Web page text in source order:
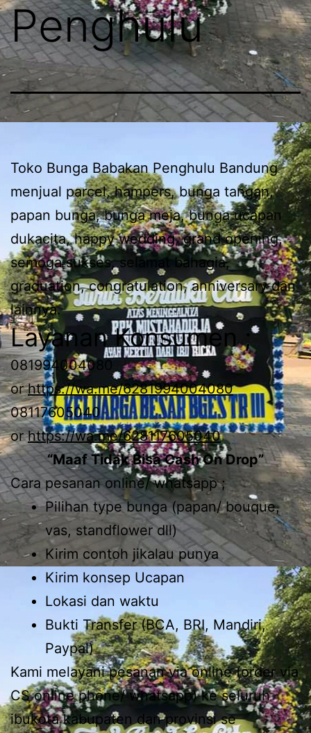
Penghulu
Toko Bunga Babakan Penghulu Bandung
menjual parcel, hampers, bunga tangan,
papan bunga, bunga meja, bunga ucapan
dukacita, happy wedding, grand opening,
semoga sukses, selamat bahagia,
graduation, congratulation, anniversary dan
lainnya.
Layanan Konsumen ;
081994004080
orhttps://wa.me/6281994004080
08117605040
orhttps://wa.me/628117605040
“Maaf Tidak Bisa Cash On Drop”
Cara pesanan online/ whatsapp ;
Pilihan type bunga (papan/ bouque,
vas, standflower dll)
Kirim contoh jikalau punya
Kirim konsep Ucapan
Lokasi dan waktu
Bukti Transfer (BCA, BRI, Mandiri,
Paypal)
Kami melayani pesanan via online (order via
CS online phone/ whatsapp) ke seluruh
ibukota kabupaten dan provinsi se